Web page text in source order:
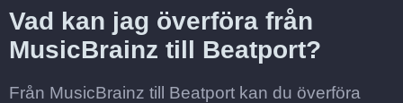
Vad kan jag överföra från
MusicBrainz till Beatport?
Från MusicBrainz till Beatport kan du överföra